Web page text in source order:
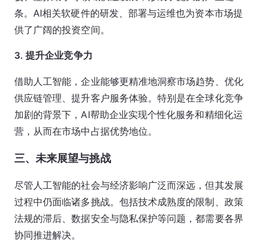
条。AI相关软硬件的研发、部署与运维也为资本市场提
供了广阔的投资空间。
3. 提升企业竞争力
借助人工智能，企业能够更精准地洞察市场趋势、优化
供应链管理、提升客户服务体验。特别是在全球化竞争
加剧的背景下，AI帮助企业实现个性化服务和精细化运
营，从而在市场中占据优势地位。
三、未来展望与挑战
尽管人工智能的社会与经济影响广泛而深远，但其发展
过程中仍面临诸多挑战。包括技术成熟度的限制、政策
法规的滞后、数据安全与隐私保护等问题，都需要各界
协同推进解决。